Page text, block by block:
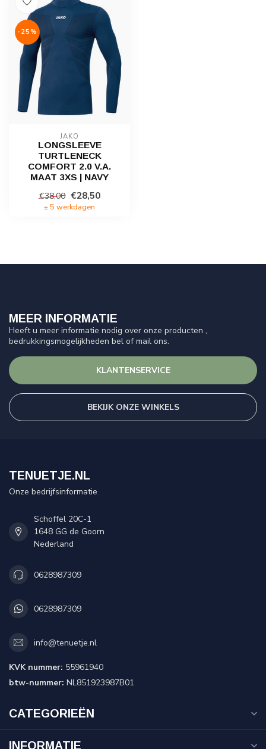
-25%
JAKO
LONGSLEEVE
TURTLENECK
COMFORT 2.0 V.A.
MAAT 3XS | NAVY
€38,00 €28,50
± 5 werkdagen
MEER INFORMATIE
Heeft u meer informatie nodig over onze producten ,
bedrukkingsmogelijkheden bel of mail ons.
KLANTENSERVICE
BEKIJK ONZE WINKELS
TENUETJE.NL
Onze bedrijfsinformatie
Schoffel 20C-1
1648 GG de Goorn
Nederland
0628987309
0628987309
info@tenuetje.nl
KVK nummer: 55961940
btw-nummer: NL851923987B01
CATEGORIEËN
INFORMATIE